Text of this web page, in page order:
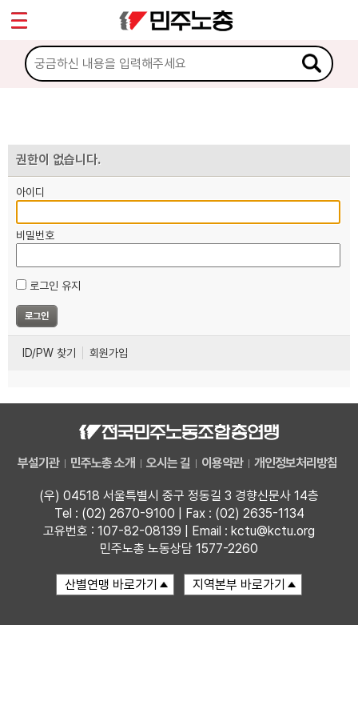
권한이 없습니다.
아이디
비밀번호
로그인 유지
ID/PW 찾기 회원가입
부설기관 민주노총 소개 오시는 길 이용약관 개인정보처리방침
(우) 04518 서울특별시 중구 정동길 3 경향신문사 14층
Tel : (02) 2670-9100 | Fax : (02) 2635-1134
고유번호 : 107-82-08139 | Email : kctu@kctu.org
민주노총 노동상담 1577-2260
마이페이지
소개
노동상담
자료
부설기관
업무